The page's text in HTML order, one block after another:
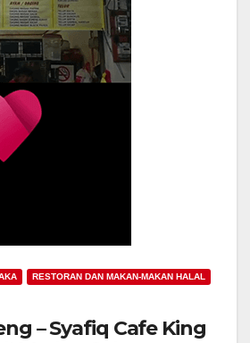
RESTORAN DAN MAKAN-MAKAN HALAL
– Syafiq Cafe King